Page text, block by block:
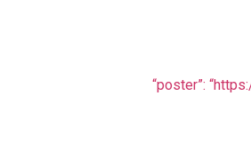
“poster”: